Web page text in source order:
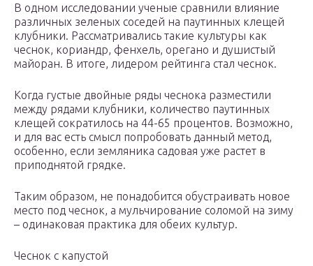
В одном исследовании ученые сравнили влияние
различных зеленых соседей на паутинных клещей
клубники. Рассматривались такие культуры как
чеснок, кориандр, фенхель, орегано и душистый
майоран. В итоге, лидером рейтинга стал чеснок.
Когда густые двойные ряды чеснока разместили
между рядами клубники, количество паутинных
клещей сократилось на 44-65 процентов. Возможно,
и для вас есть смысл попробовать данный метод,
особенно, если земляника садовая уже растет в
приподнятой грядке.
Таким образом, не понадобится обустраивать новое
место под чеснок, а мульчирование соломой на зиму
– одинаковая практика для обеих культур.
Чеснок с капустой